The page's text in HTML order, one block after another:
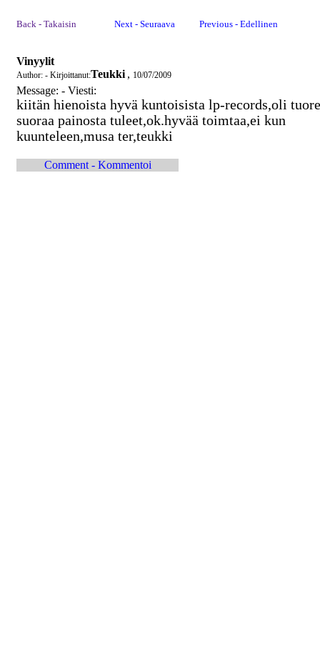
Back - Takaisin Next - Seuraava Previous - Edellinen
Vinyylit
Author: - Kirjoittanut:Teukki , 10/07/2009
Message: - Viesti:
kiitän hienoista hyvä kuntoisista lp-records,oli
suoraa painosta tuleet,ok.hyvää toimtaa,ei kun
kuunteleen,musa ter,teukki
Comment - Kommentoi